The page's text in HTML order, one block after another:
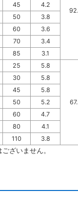
45
4.2
50
3.8
60
3.6
70
3.4
85 3.1
25 5.8
30 5.8
45
5.8
50
5.2
60
4.7
80
4.1
110 3.8
ざいません。